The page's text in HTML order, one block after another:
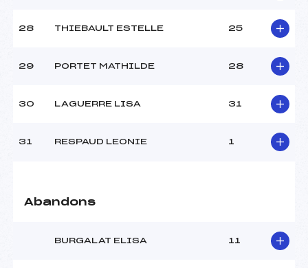
28 THIEBAULT ESTELLE 25
29 PORTET MATHILDE 28
30 LAGUERRE LISA 31
31 RESPAUD LEONIE 1
Abandons
BURGALAT ELISA 11